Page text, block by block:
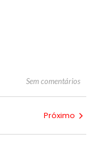
Sem comentários
Próximo